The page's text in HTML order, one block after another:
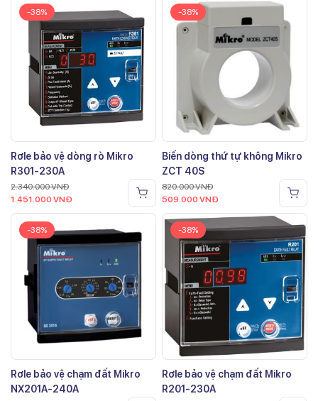
-38%
Rơle bảo vệ dòng rò Mikro
R301-230A
2.340.000VNĐ
1.451.000 VNĐ
-38%
Biến dòng thứ tự không Mikro
ZCT 40S
820.000VNĐ
509.000 VNĐ
-38%
Rơle bảo vệ chạm đất Mikro
NX201A-240A
-38%
Rơle bảo vệ chạm đất Mikro
R201-230A